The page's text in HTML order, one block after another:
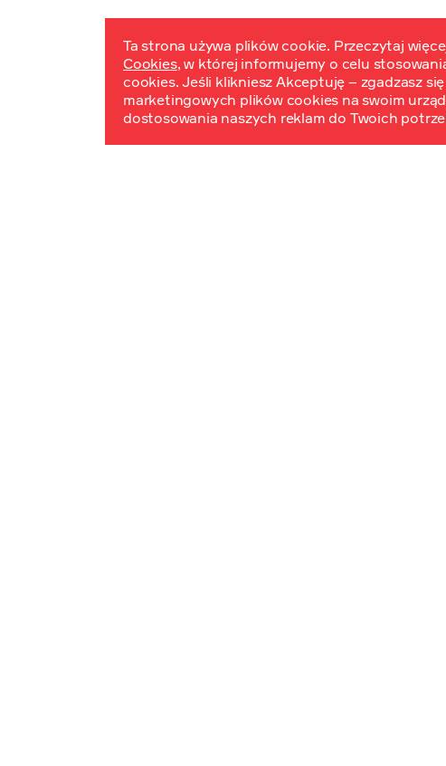
Wydarzenia
Ta strona używa plików cookie. Przeczytaj
Cookies, w której informujemy o celu
cookies. Jeśli klikniesz Akceptuję – zgadzasz
marketingowych plików cookies na swoim
dostosowania naszych reklam do Twoich